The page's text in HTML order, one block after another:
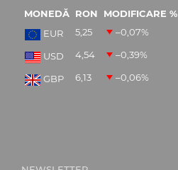
MONEDĂ RON
MODIFICARE %
EUR
5,25 –0,07%
USD 4,54 –0,39%
GBP 6,13 –0,06%